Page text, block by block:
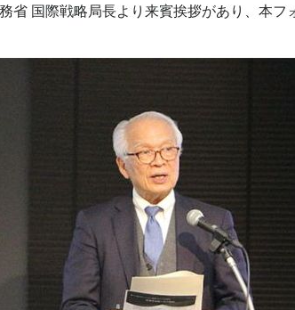
省 国際戦略局長より来賓挨拶があり、本フ